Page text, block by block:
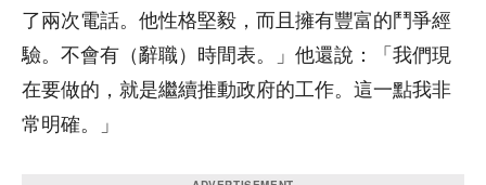
了兩次電話。他性格堅毅，而且擁有豐富的鬥爭經
驗。不會有（辭職）時間表。」他還說：「我們現
在要做的，就是繼續推動政府的工作。這一點我非
常明確。」